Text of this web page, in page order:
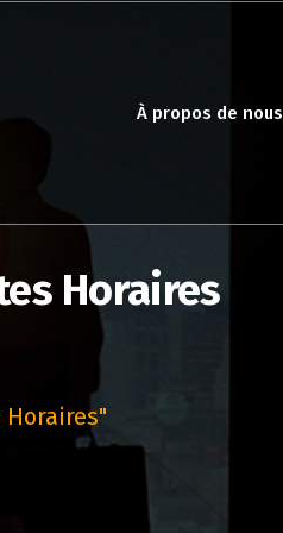
À propos de nous
Horaires